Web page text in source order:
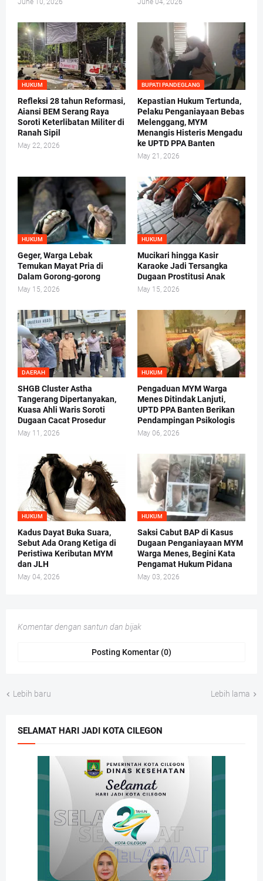
June 10, 2026 June 04, 2026
HUKUM
Refleksi 28 tahun Reformasi,
Aiansi BEM Serang Raya
Soroti Keterlibatan Militer di
Ranah Sipil
May 22, 2026
BUPATI PANDEGLANG
Kepastian Hukum Tertunda,
Pelaku Penganiayaan Bebas
Melenggang, MYM
Menangis Histeris Mengadu
ke UPTD PPA Banten
May 21, 2026
HUKUM
Geger, Warga Lebak
Temukan Mayat Pria di
Dalam Gorong-gorong
May 15, 2026
HUKUM
Mucikari hingga Kasir
Karaoke Jadi Tersangka
Dugaan Prostitusi Anak
May 15, 2026
DAERAH
SHGB Cluster Astha
Tangerang Dipertanyakan,
Kuasa Ahli Waris Soroti
Dugaan Cacat Prosedur
May 11, 2026
HUKUM
Pengaduan MYM Warga
Menes Ditindak Lanjuti,
UPTD PPA Banten Berikan
Pendampingan Psikologis
May 06, 2026
HUKUM
Kadus Dayat Buka Suara,
Sebut Ada Orang Ketiga di
Peristiwa Keributan MYM
dan JLH
May 04, 2026
HUKUM
Saksi Cabut BAP di Kasus
Dugaan Penganiayaan MYM
Warga Menes, Begini Kata
Pengamat Hukum Pidana
May 03, 2026
Komentar dengan santun dan bijak
Posting Komentar (0)
Lebih baru Lebih lama
SELAMAT HARI JADI KOTA CILEGON